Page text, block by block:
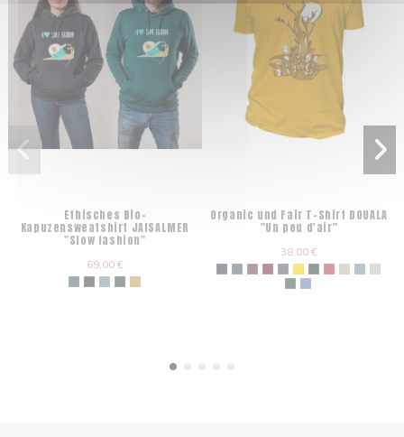
Ethisches Bio-
Kapuzensweatshirt JAISALMER
"Slow fashion"
69,00 €
Organic und Fair T-Shirt DOUALA
"Un peu d'air"
38,00 €